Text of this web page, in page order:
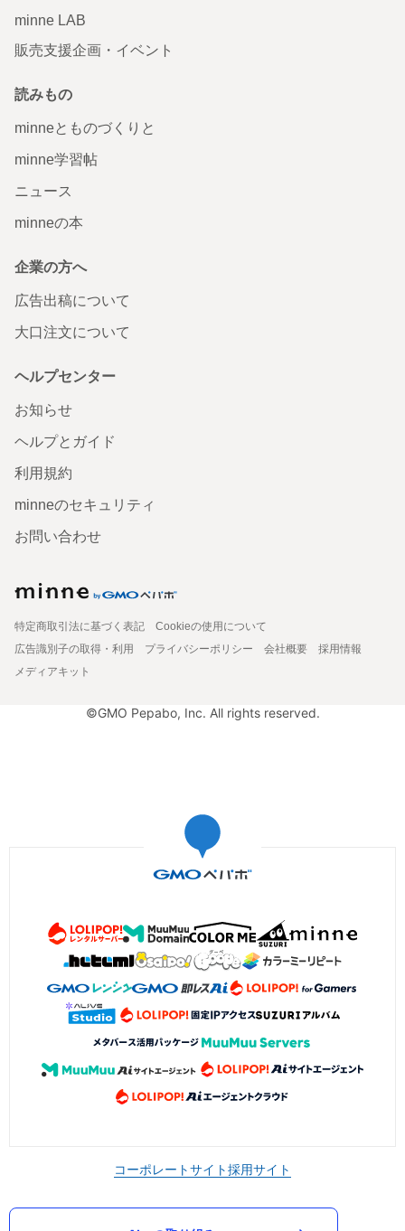
minne LAB
販売支援企画・イベント
読みもの
minneとものづくりと
minne学習帖
ニュース
minneの本
企業の方へ
広告出稿について
大口注文について
ヘルプセンター
お知らせ
ヘルプとガイド
利用規約
minneのセキュリティ
お問い合わせ
特定商取引法に基づく表記
Cookieの使用について
広告識別子の取得・利用
プライバシーポリシー 会社概要
採用情報
メディアキット
©GMO Pepabo, Inc. All rights reserved.
コーポレートサイト採用サイト